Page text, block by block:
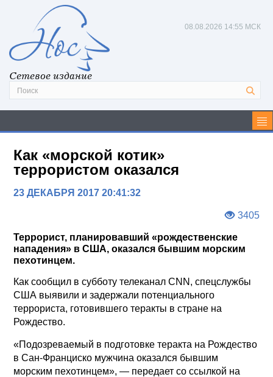
Сетевое издание
08.08.2026 14:55 МСК
Как «морской котик»
террористом оказался
23 ДЕКАБРЯ 2017 20:41:32
3405
Террорист, планировавший «рождественские
нападения» в США, оказался бывшим морским
пехотинцем.
Как сообщил в субботу телеканал CNN, спецслужбы
США выявили и задержали потенциального
террориста, готовившего теракты в стране на
Рождество.
«Подозреваемый в подготовке теракта на Рождество
в Сан-Франциско мужчина оказался бывшим
морским пехотинцем», — передает со ссылкой на